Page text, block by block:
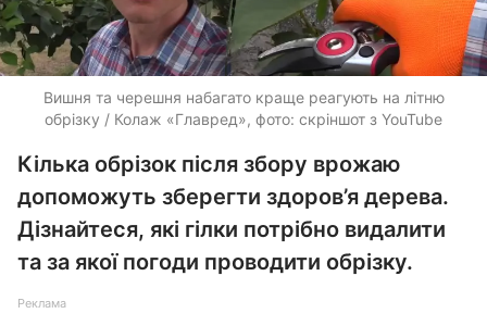
Вишня та черешня набагато краще реагують на літню
обрізку / Колаж «Главред», фото: скріншот з YouTube
Кілька обрізок після збору врожаю
допоможуть зберегти здоров’я дерева.
Дізнайтеся, які гілки потрібно видалити
та за якої погоди проводити обрізку.
Реклама